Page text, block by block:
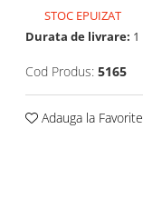
STOC EPUIZAT
Durata de livrare: 1
Cod Produs: 5165
Adauga la Favorite